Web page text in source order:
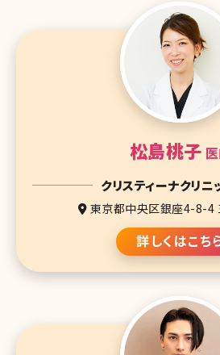
松島桃子
クリスティーナクリニ
東京都中央区銀座4-8-4
詳しくはこち